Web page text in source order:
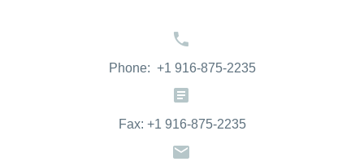


Phone: +1 916-875-2235


Fax: +1 916-875-2235

